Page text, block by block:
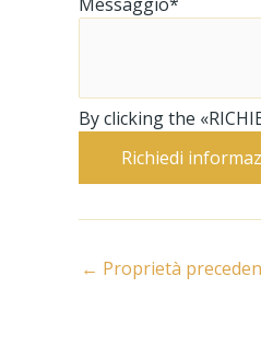
By clicking the
Richiedi
← Proprietà